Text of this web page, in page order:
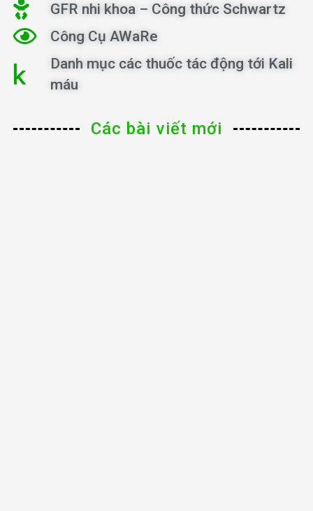
GFR nhi khoa – Công thức Schwartz
Công Cụ AWaRe
Danh mục các thuốc tác động tới Kali
máu
Các bài viết mới